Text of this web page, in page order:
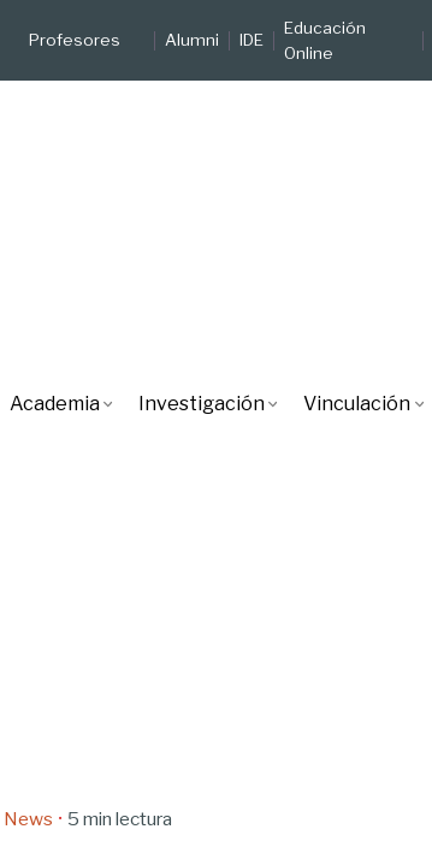
Profesores Alumni IDE
Educación
Online
Academia Investigación Vinculación
News 5 min lectura